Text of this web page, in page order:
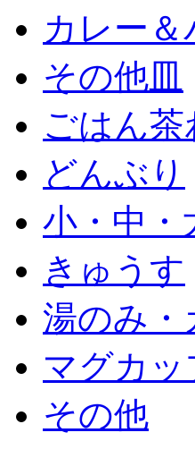
カレー＆
その他皿
ごはん茶
どんぶり
小・中・
きゅうす
湯のみ・
マグカッ
その他